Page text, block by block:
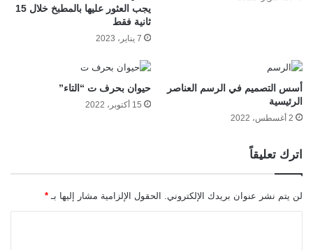
يجب العثور عليها بالمطبخ خلال 15
ثانية فقط
7 يناير، 2023
أسس التصميم في الرسم العناصر
الرئيسية
2 أغسطس، 2022
حيوان بحرف ت “التاء”
15 أكتوبر، 2022
اترك تعليقاً
لن يتم نشر عنوان بريدك الإلكتروني. الحقول الإلزامية مشار إليها بـ *